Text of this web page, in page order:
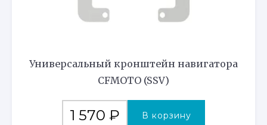
Универсальный кронштейн навигатора
CFMOTO (SSV)
1 570 ₽ В корзину